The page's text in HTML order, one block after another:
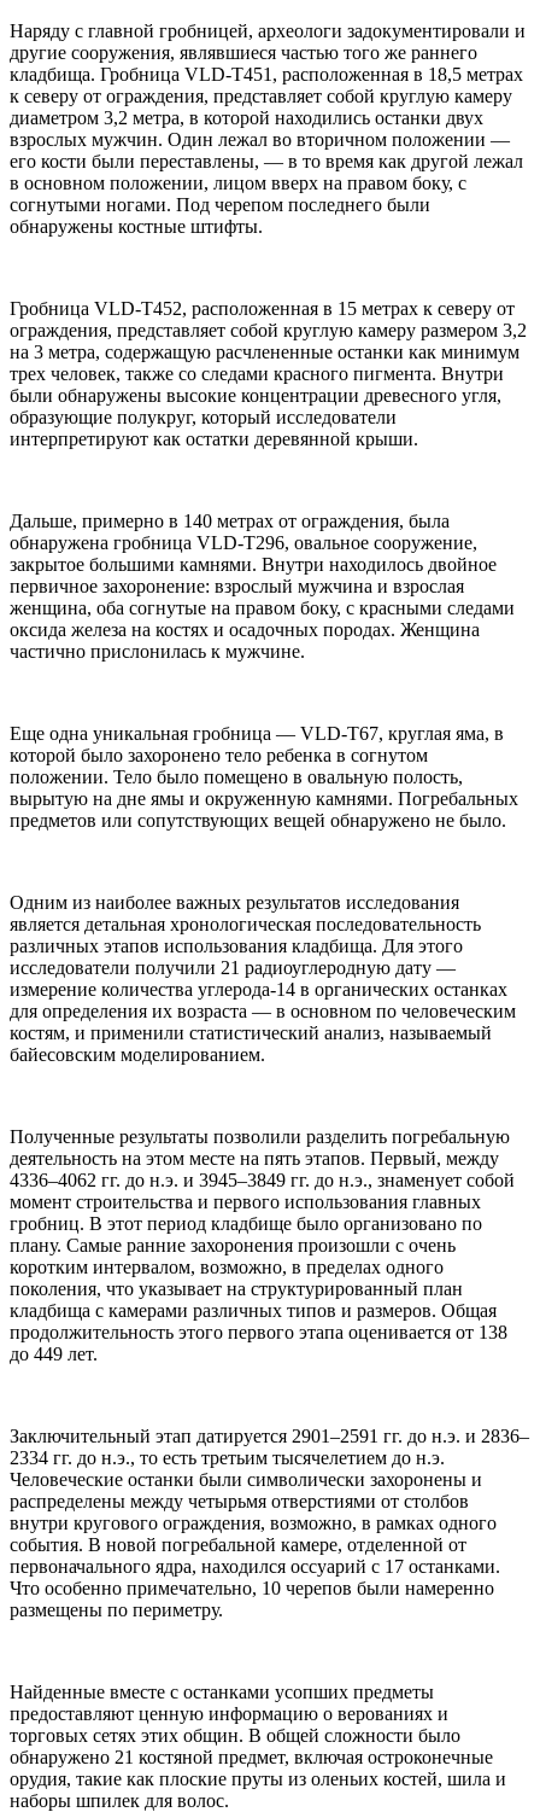
Наряду с главной гробницей, археологи задокументировали и
другие сооружения, являвшиеся частью того же раннего
кладбища. Гробница VLD-T451, расположенная в 18,5 метрах
к северу от ограждения, представляет собой круглую камеру
диаметром 3,2 метра, в которой находились останки двух
взрослых мужчин. Один лежал во вторичном положении —
его кости были переставлены, — в то время как другой лежал
в основном положении, лицом вверх на правом боку, с
согнутыми ногами. Под черепом последнего были
обнаружены костные штифты.
Гробница VLD-T452, расположенная в 15 метрах к северу от
ограждения, представляет собой круглую камеру размером 3,2
на 3 метра, содержащую расчлененные останки как минимум
трех человек, также со следами красного пигмента. Внутри
были обнаружены высокие концентрации древесного угля,
образующие полукруг, который исследователи
интерпретируют как остатки деревянной крыши.
Дальше, примерно в 140 метрах от ограждения, была
обнаружена гробница VLD-T296, овальное сооружение,
закрытое большими камнями. Внутри находилось двойное
первичное захоронение: взрослый мужчина и взрослая
женщина, оба согнутые на правом боку, с красными следами
оксида железа на костях и осадочных породах. Женщина
частично прислонилась к мужчине.
Еще одна уникальная гробница — VLD-T67, круглая яма, в
которой было захоронено тело ребенка в согнутом
положении. Тело было помещено в овальную полость,
вырытую на дне ямы и окруженную камнями. Погребальных
предметов или сопутствующих вещей обнаружено не было.
Одним из наиболее важных результатов исследования
является детальная хронологическая последовательность
различных этапов использования кладбища. Для этого
исследователи получили 21 радиоуглеродную дату —
измерение количества углерода-14 в органических останках
для определения их возраста — в основном по человеческим
костям, и применили статистический анализ, называемый
байесовским моделированием.
Полученные результаты позволили разделить погребальную
деятельность на этом месте на пять этапов. Первый, между
4336–4062 гг. до н.э. и 3945–3849 гг. до н.э., знаменует собой
момент строительства и первого использования главных
гробниц. В этот период кладбище было организовано по
плану. Самые ранние захоронения произошли с очень
коротким интервалом, возможно, в пределах одного
поколения, что указывает на структурированный план
кладбища с камерами различных типов и размеров. Общая
продолжительность этого первого этапа оценивается от 138
до 449 лет.
Заключительный этап датируется 2901–2591 гг. до н.э. и 2836–
2334 гг. до н.э., то есть третьим тысячелетием до н.э.
Человеческие останки были символически захоронены и
распределены между четырьмя отверстиями от столбов
внутри кругового ограждения, возможно, в рамках одного
события. В новой погребальной камере, отделенной от
первоначального ядра, находился оссуарий с 17 останками.
Что особенно примечательно, 10 черепов были намеренно
размещены по периметру.
Найденные вместе с останками усопших предметы
предоставляют ценную информацию о верованиях и
торговых сетях этих общин. В общей сложности было
обнаружено 21 костяной предмет, включая остроконечные
орудия, такие как плоские пруты из оленьих костей, шила и
наборы шпилек для волос.